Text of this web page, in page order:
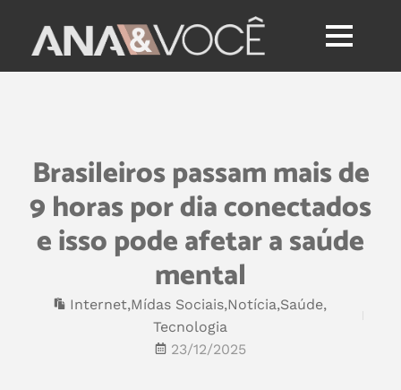
Brasileiros passam mais de
9 horas por dia conectados
e isso pode afetar a saúde
mental
Internet,Mídas Sociais,Notícia,Saúde,
Tecnologia
23/12/2025